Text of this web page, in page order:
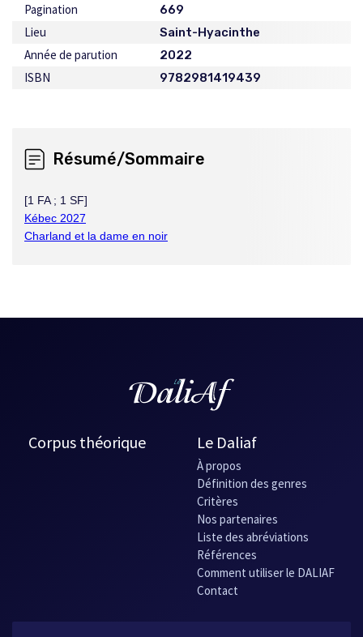
Pagination 669
Lieu Saint-Hyacinthe
Année de parution 2022
ISBN 9782981419439
Résumé/Sommaire
[1 FA ; 1 SF]
Kébec 2027
Charland et la dame en noir
Corpus théorique Le Daliaf
À propos
Définition des genres
Critères
Nos partenaires
Liste des abréviations
Références
Comment utiliser le DALIAF
Contact